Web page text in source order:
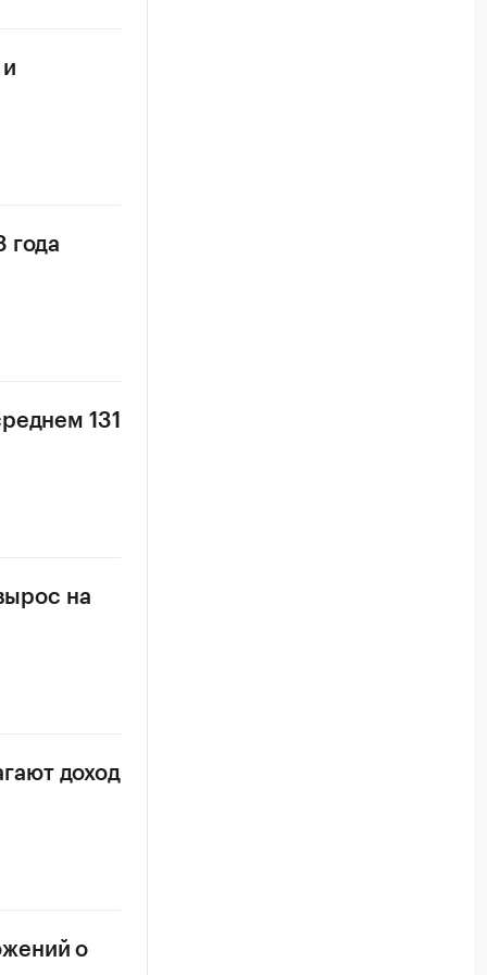
года
131
на
доход
о